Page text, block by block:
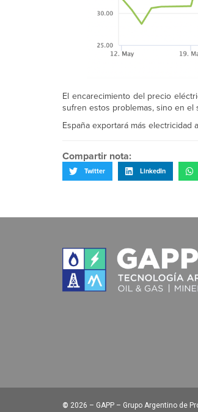
El encarecimiento del precio
sufren estos problemas, sino en
España exportará más
Compartir nota:
Twitter LinkedIn
© 2026 – GAPP – Grupo Argentino de